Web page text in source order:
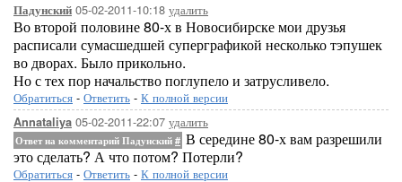
Падунский 05-02-2011-10:18 удалить
Во второй половине 80-х в Новосибирске мои друзья
расписали сумасшедшей суперграфикой несколько тэпушек
во дворах. Было прикольно.
Но с тех пор начальство поглупело и затрусливело.
Обратиться - Ответить - К полной версии
Annataliya 05-02-2011-22:07 удалить
Ответ на комментарий Падунский # В середине 80-х вам разрешили
это сделать? А что потом? Потерли?
Обратиться - Ответить - К полной версии